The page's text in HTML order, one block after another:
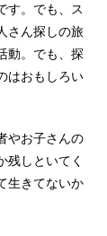
す。でも、ス
さん探しの旅
動。でも、探
はおもしろい
やお子さんの
残しといてく
生きてないか